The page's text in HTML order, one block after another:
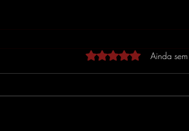
Avaliado com 0 de 5
Ainda